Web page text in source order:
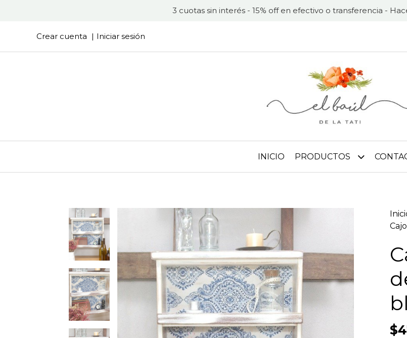
3 cuotas sin interés - 15% off en efectivo o transferencia -
Crear cuenta Iniciar sesión
INICIO PRODUCTOS